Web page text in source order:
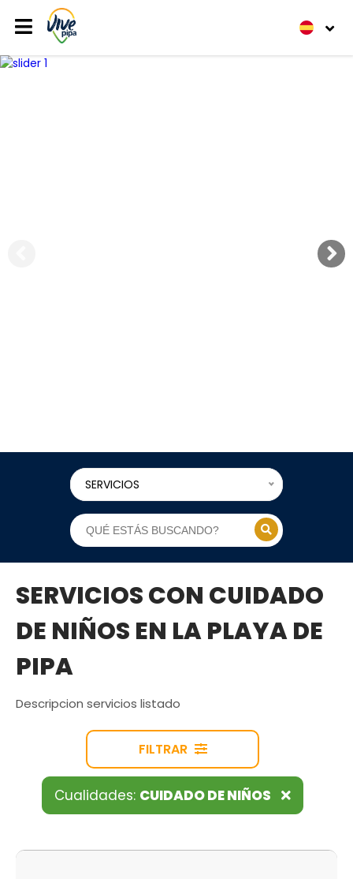
SERVICIOS
SERVICIOS CON CUIDADO
DE NIÑOS EN LA PLAYA DE
PIPA
Descripcion servicios listado
FILTRAR
Cualidades: CUIDADO DE NIÑOS